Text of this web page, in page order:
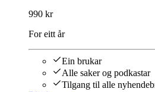
990 kr
For eitt år
Ein brukar
Alle saker og podkastar
Tilgang til alle